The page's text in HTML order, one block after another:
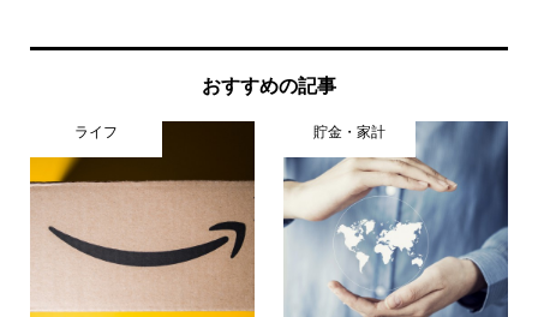
おすすめの記事
ライフ 貯金・家計